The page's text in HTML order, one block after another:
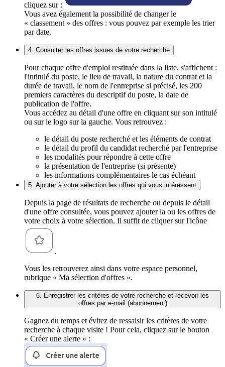
cliquez sur :
Vous avez également la possibilité de changer le
« classement » des offres : vous pouvez par exemple les trier
par date.
4. Consulter les offres issues de votre recherche
Pour chaque offre d'emploi restituée dans la liste, s'affichent :
l'intitulé du poste, le lieu de travail, la nature du contrat et la
durée de travail, le nom de l'entreprise si précisé, les 200
premiers caractères du descriptif du poste, la date de
publication de l'offre.
Vous accédez au détail d'une offre en cliquant sur son intitulé
ou sur le logo sur la gauche. Vous retrouvez :
le détail du poste recherché et les éléments de contrat
le détail du profil du candidat recherché par l'entreprise
les modalités pour répondre à cette offre
la présentation de l'entreprise (si présente)
les informations complémentaires le cas échéant
5. Ajouter à votre sélection les offres qui vous intéressent
Depuis la page de résultats de recherche ou depuis le détail
d'une offre consultée, vous pouvez ajouter la ou les offres de
votre choix à votre sélection. Il suffit de cliquer sur l'icône
.
Vous les retrouverez ainsi dans votre espace personnel,
rubrique « Ma sélection d'offres ».
6. Enregistrer les critères de votre recherche et recevoir les
offres par e-mail (abonnement)
Gagnez du temps et évitez de ressaisir les critères de votre
recherche à chaque visite ! Pour cela, cliquez sur le bouton
« Créer une alerte » :